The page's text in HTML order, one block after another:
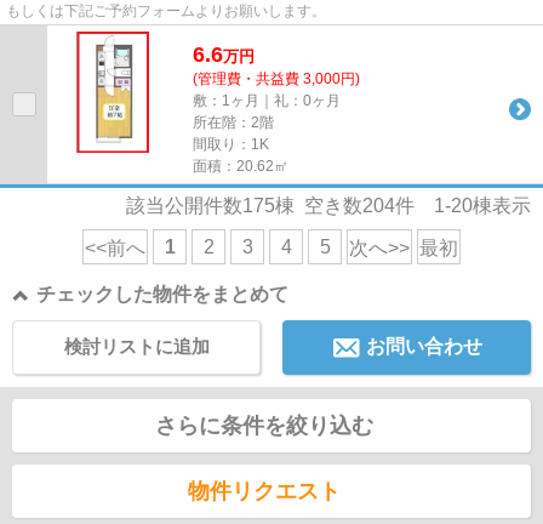
もしくは下記ご予約フォームよりお願いします。
6.6万円
(管理費・共益費 3,000円)
敷：1ヶ月｜礼：0ヶ月
所在階：2階
間取り：1K
面積：20.62㎡
該当公開件数175棟 空き数204件 1-20棟表示
<<前へ 1 2 3 4 5 次へ>> 最初
チェックした物件をまとめて
お問い合わせ
検討リストに追加
さらに条件を絞り込む
物件リクエスト